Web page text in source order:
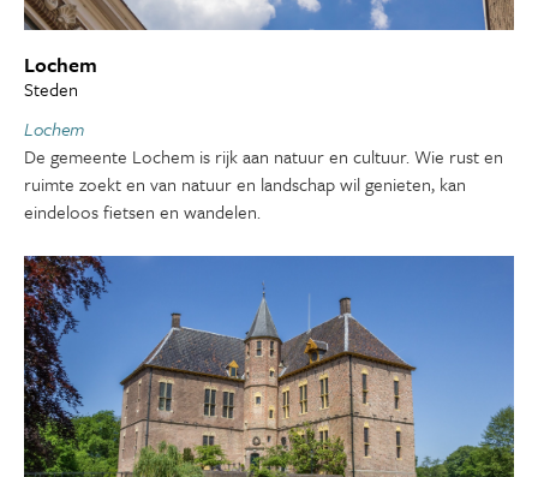
Lochem
Steden
Lochem
De gemeente Lochem is rijk aan natuur en cultuur. Wie rust en
ruimte zoekt en van natuur en landschap wil genieten, kan
eindeloos fietsen en wandelen.